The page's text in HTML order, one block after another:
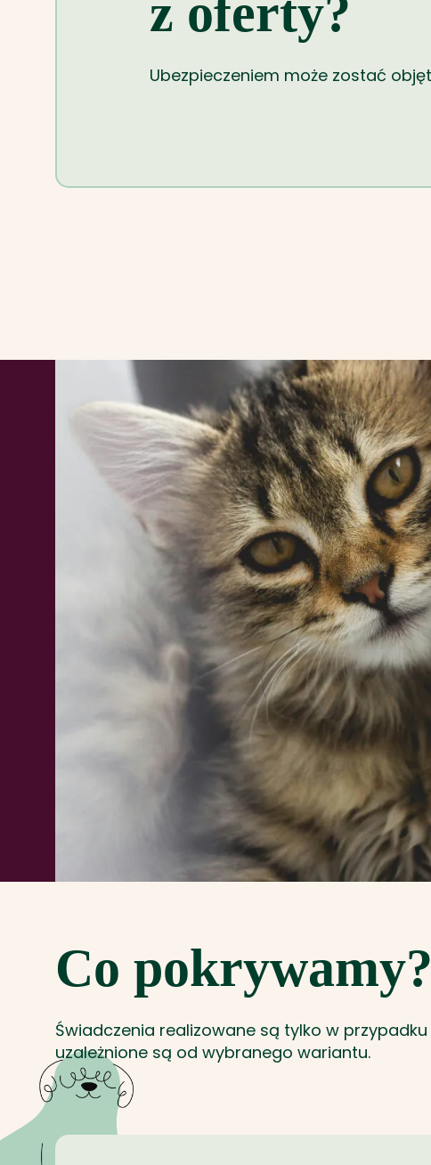
z oferty?
Ubezpieczeniem może zostać
Jakich zwierząt nie obejmujemy ochroną:
wykorzystywane do celów specjalnych
oraz używanie odbywa się na
i wykorzystania psów – przewodników
towarzyszące Tobie podczas gdy,
należące w dniu zawarcia umowy
wykorzystywane do celów naukowych i
w dogoterapii,
biorące udział w polowaniach;
biorące udział w walkach psów lub
zwierząt, które nie przeszły pozytywnie
Best MAXI).
Co pokrywamy?
Świadczenia realizowane są tylko w
uzależnione są od wybranego wariantu.